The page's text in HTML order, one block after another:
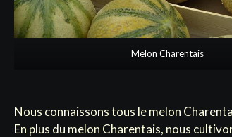
Melon Charentais
Nous connaissons tous le melon
En plus du melon Charentais, nous